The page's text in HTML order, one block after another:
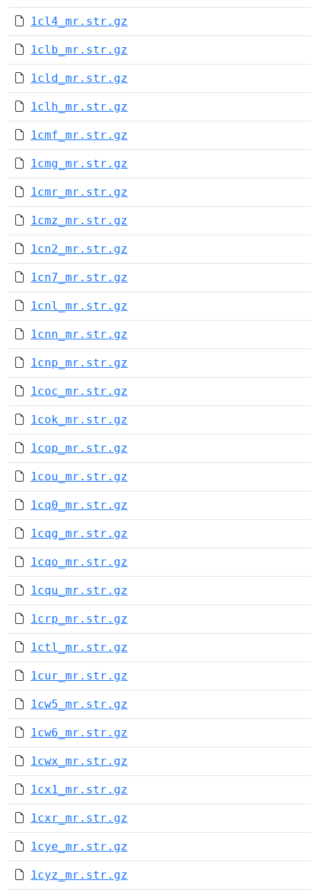
1cl4_mr.str.gz
1clb_mr.str.gz
1cld_mr.str.gz
1clh_mr.str.gz
1cmf_mr.str.gz
1cmg_mr.str.gz
1cmr_mr.str.gz
1cmz_mr.str.gz
1cn2_mr.str.gz
1cn7_mr.str.gz
1cnl_mr.str.gz
1cnn_mr.str.gz
1cnp_mr.str.gz
1coc_mr.str.gz
1cok_mr.str.gz
1cop_mr.str.gz
1cou_mr.str.gz
1cq0_mr.str.gz
1cqg_mr.str.gz
1cqo_mr.str.gz
1cqu_mr.str.gz
1crp_mr.str.gz
1ctl_mr.str.gz
1cur_mr.str.gz
1cw5_mr.str.gz
1cw6_mr.str.gz
1cwx_mr.str.gz
1cx1_mr.str.gz
1cxr_mr.str.gz
1cye_mr.str.gz
1cyz_mr.str.gz